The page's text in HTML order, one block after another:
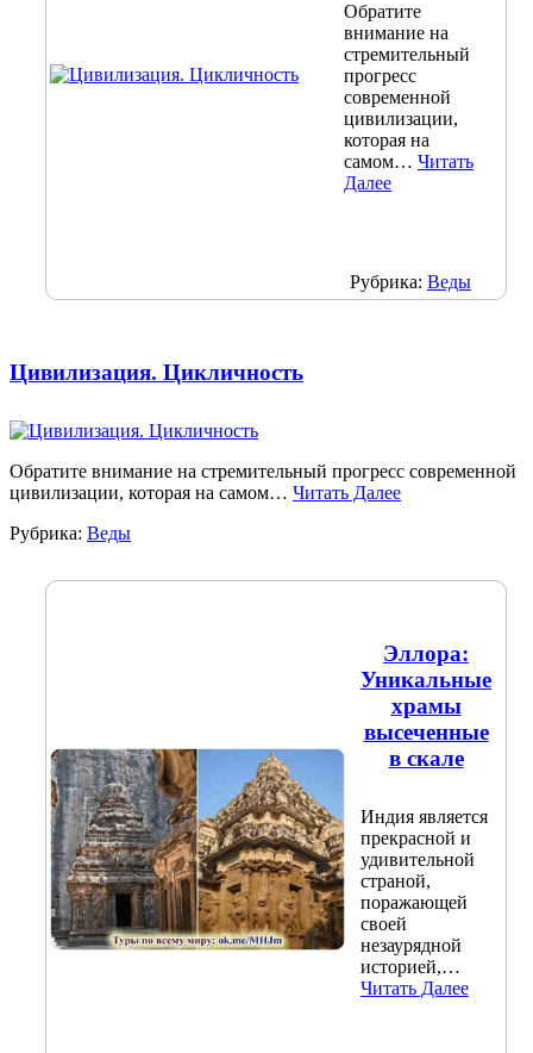
Обратите
внимание на
стремительный
прогресс
современной
цивилизации,
которая на
самом… Читать
Далее
Рубрика: Веды
Цивилизация. Цикличность
Обратите внимание на стремительный прогресс современной
цивилизации, которая на самом… Читать Далее
Рубрика: Веды
Эллора:
Уникальные
храмы
высеченные
в скале
Индия является
прекрасной и
удивительной
страной,
поражающей
своей
незаурядной
историей,…
Читать Далее